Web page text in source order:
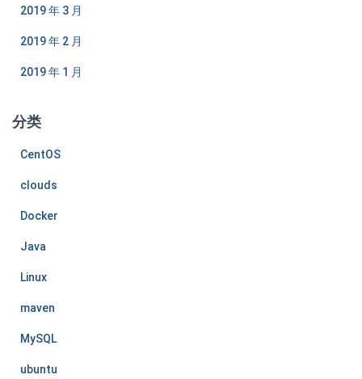
2019 年 3 月
2019 年 2 月
2019 年 1 月
分类
CentOS
clouds
Docker
Java
Linux
maven
MySQL
ubuntu